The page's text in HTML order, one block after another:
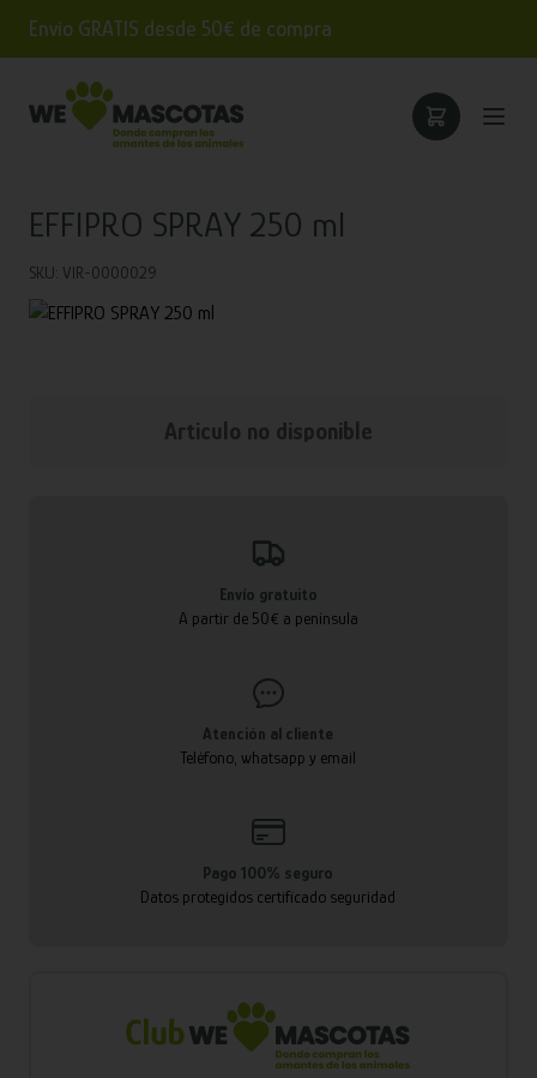
Envío GRATIS desde 50€ de compra
EFFIPRO SPRAY 250 ml
SKU: VIR-0000029
Articulo no disponible
Envío gratuito
A partir de 50€ a península
Atención al cliente
Teléfono, whatsapp y email
Pago 100% seguro
Datos protegidos certificado seguridad